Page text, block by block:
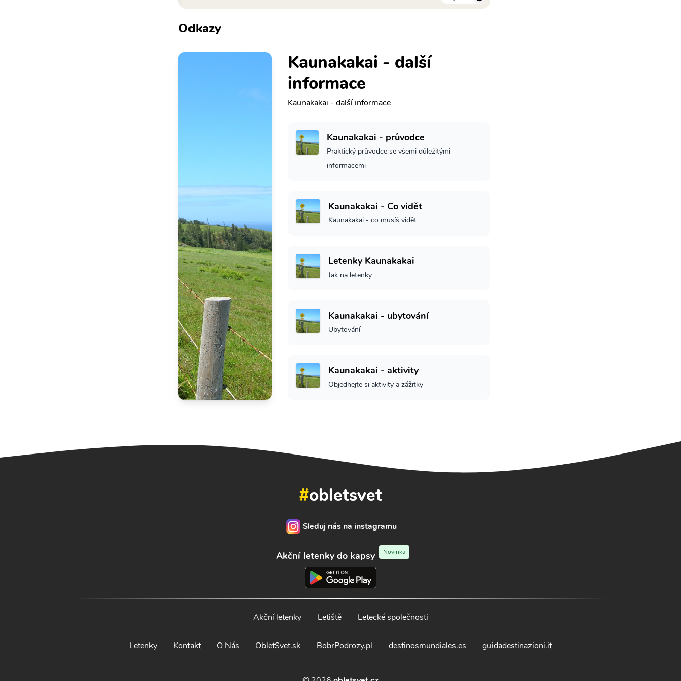
Odkazy
Kaunakakai - další
informace
Kaunakakai - další informace
Kaunakakai - průvodce
Praktický průvodce se všemi důležitými
informacemi
Kaunakakai - Co vidět
Kaunakakai - co musíš vidět
Letenky Kaunakakai
Jak na letenky
Kaunakakai - ubytování
Ubytování
Kaunakakai - aktivity
Objednejte si aktivity a zážitky
#obletsvet
Sleduj nás na instagramu
Akční letenky do kapsy Novinka
Akční letenky Letiště Letecké společnosti
Letenky Kontakt O Nás ObletSvet.sk BobrPodrozy.pl destinosmundiales.es guidadestinazioni.it